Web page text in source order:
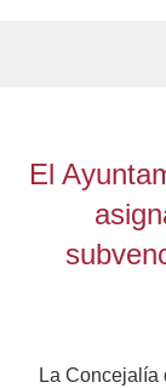
El
La Concejalía